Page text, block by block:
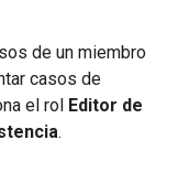
de un miembro
casos de
el rol Editor de
.